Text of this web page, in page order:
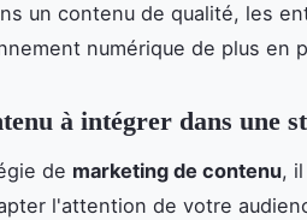
un contenu de qualité, les
numérique de plus en
à intégrer dans une
de marketing de contenu,
l'attention de votre